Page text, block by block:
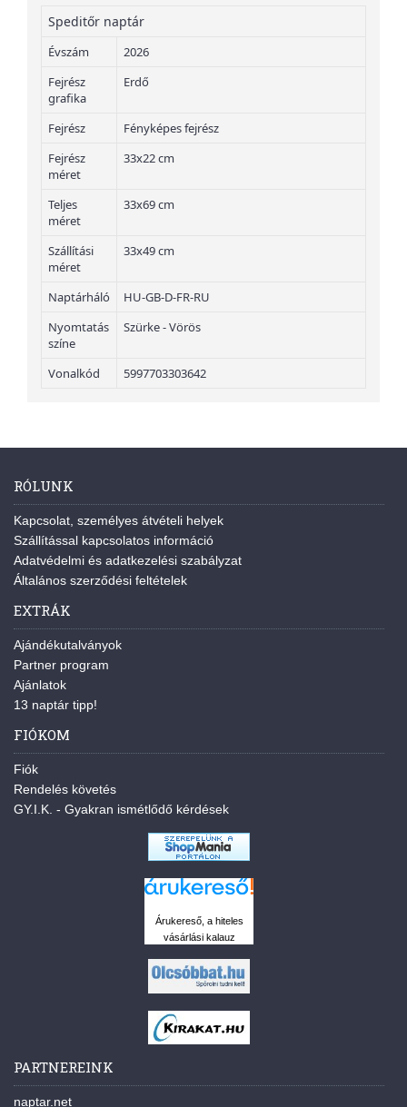
Speditőr naptár
Évszám
2026
Fejrész
grafika
Erdő
Fejrész
Fényképes fejrész
Fejrész
méret
33x22 cm
Teljes
méret
33x69 cm
Szállítási
méret
33x49 cm
Naptárháló
HU-GB-D-FR-RU
Nyomtatás
színe
Szürke - Vörös
Vonalkód 5997703303642
RÓLUNK
Kapcsolat, személyes átvételi helyek
Szállítással kapcsolatos információ
Adatvédelmi és adatkezelési szabályzat
Általános szerződési feltételek
EXTRÁK
Ajándékutalványok
Partner program
Ajánlatok
13 naptár tipp!
FIÓKOM
Fiók
Rendelés követés
GY.I.K. - Gyakran ismétlődő kérdések
Árukereső, a hiteles
vásárlási kalauz
PARTNEREINK
naptar.net